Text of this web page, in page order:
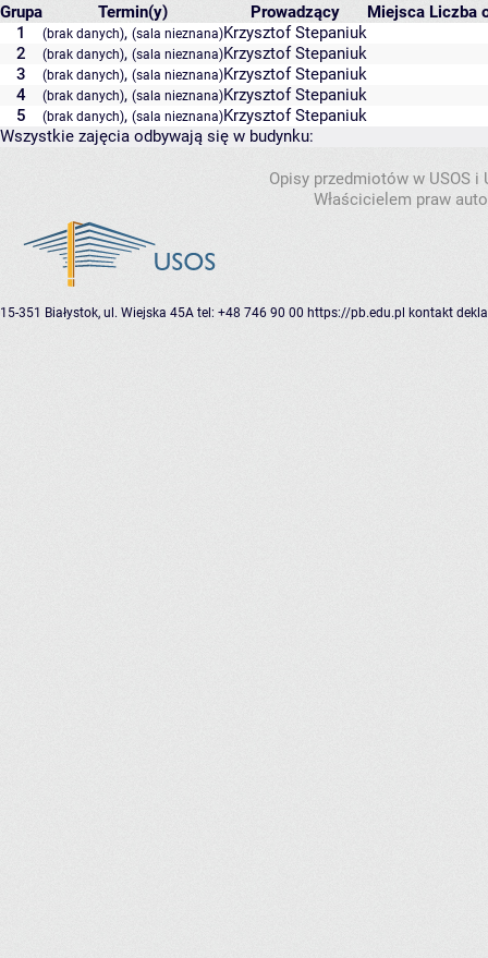
Grupa
Termin(y) Prowadzący Miejsca Liczba
1
(brak danych), (sala nieznana)Krzysztof Stepaniuk
2
(brak danych), (sala nieznana)Krzysztof Stepaniuk
3
(brak danych), (sala nieznana)Krzysztof Stepaniuk
4
(brak danych), (sala nieznana)Krzysztof Stepaniuk
5
(brak danych), (sala nieznana)Krzysztof Stepaniuk
Wszystkie zajęcia odbywają się w budynku:
Opisy przedmiotów w USOS
Właścicielem praw
15-351 Białystok, ul. Wiejska 45A tel: +48 746 90 00 https://pb.edu.pl kontakt